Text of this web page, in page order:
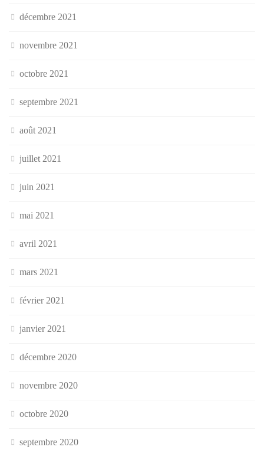
décembre 2021
novembre 2021
octobre 2021
septembre 2021
août 2021
juillet 2021
juin 2021
mai 2021
avril 2021
mars 2021
février 2021
janvier 2021
décembre 2020
novembre 2020
octobre 2020
septembre 2020